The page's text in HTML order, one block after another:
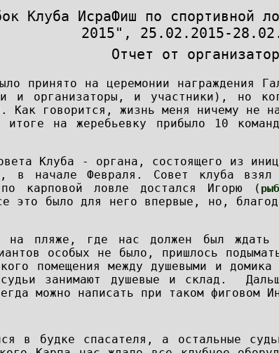
Клуба ИсраФиш по спортивной
2015", 25.02.2015-
Отчет от
принято на церемонии награждения
и организаторы, и участники), но
Как говорится, жизнь меня ничему не
на жеребьевку прибыло 10
Клуба - органа, состоящего из
в начале Февраля. Совет клуба
карповой ловле достался Игорю (
было для него впервые, но,
на пляже, где нас должен был
особых не было, пришлось
помещения между душевыми и
занимают душевые и склад.
можно написать при таком фиговом
в будке спасателя, а остальные